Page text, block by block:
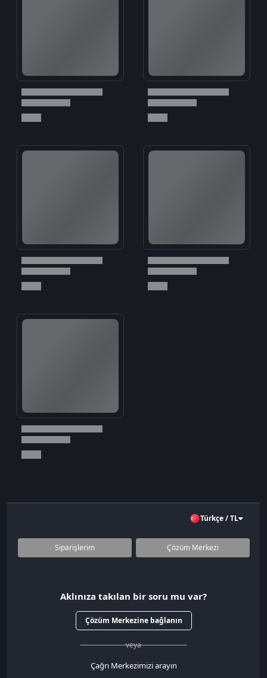
Türkçe / TL
Siparişlerim Çözüm Merkezi
Aklınıza takılan bir soru mu var?
Çözüm Merkezine bağlanın
veya
Çağrı Merkezimizi arayın